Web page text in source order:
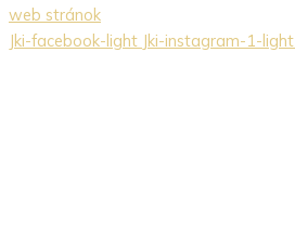
web stránok
Jki-facebook-light Jki-instagram-1-light